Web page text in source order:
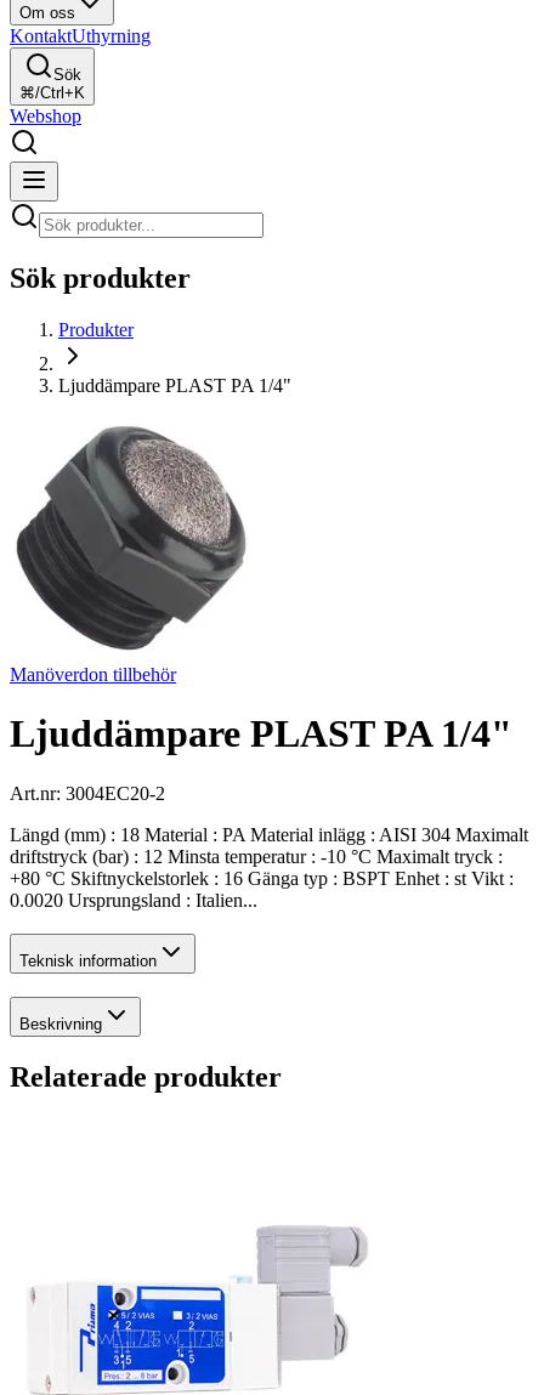
Om oss
KontaktUthyrning
Sök
⌘/Ctrl+K
Webshop
Sök produkter
Produkter
Ljuddämpare PLAST PA 1/4"
Manöverdon tillbehör
Ljuddämpare PLAST PA 1/4"
Art.nr: 3004EC20-2
Längd (mm) : 18 Material : PA Material inlägg : AISI 304 Maximalt
driftstryck (bar) : 12 Minsta temperatur : -10 °C Maximalt tryck :
+80 °C Skiftnyckelstorlek : 16 Gänga typ : BSPT Enhet : st Vikt :
0.0020 Ursprungsland : Italien...
Teknisk information
Beskrivning
Relaterade produkter